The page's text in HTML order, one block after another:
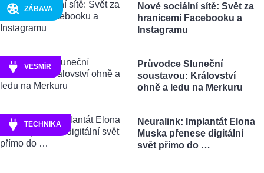
ZÁBAVA
Nové sociální sítě: Svět za
hranicemi Facebooku a
Instagramu
VESMÍR
Průvodce Sluneční
soustavou: Království
ohně a ledu na Merkuru
TECHNIKA
Neuralink: Implantát Elona
Muska přenese digitální
svět přímo do …